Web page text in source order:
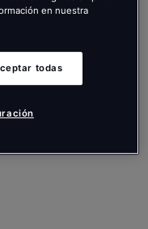
en nuestra
todas